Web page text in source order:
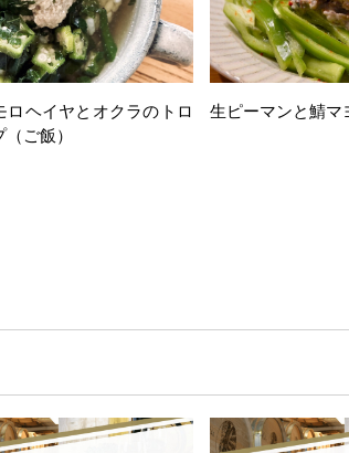
ロヘイヤとオクラのトロ
ご飯）
生ピーマンと鯖マ